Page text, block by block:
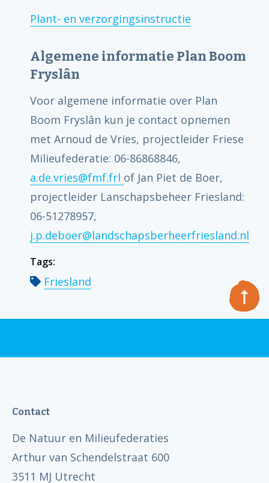
Plant- en verzorgingsinstructie
Algemene informatie Plan Boom
Fryslân
Voor algemene informatie over Plan
Boom Fryslân kun je contact opnemen
met Arnoud de Vries, projectleider Friese
Milieufederatie: 06-86868846,
a.de.vries@fmf.frl of Jan Piet de Boer,
projectleider Lanschapsbeheer Friesland:
06-51278957,
j.p.deboer@landschapsberheerfriesland.nl
Tags:
Friesland
Contact
De Natuur en Milieufederaties
Arthur van Schendelstraat 600
3511 MJ Utrecht